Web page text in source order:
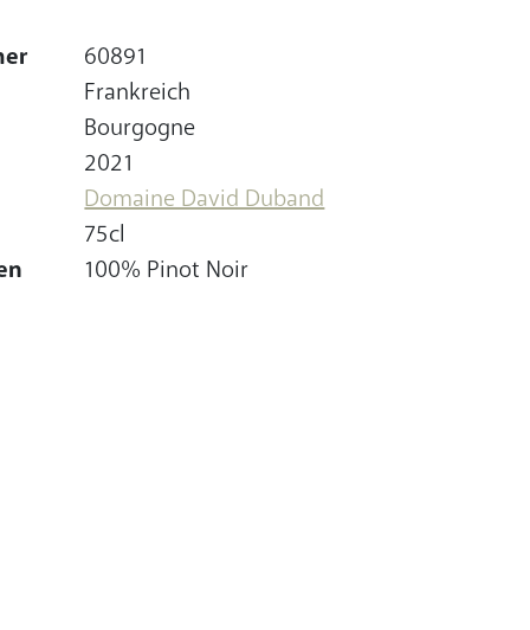
60891
Frankreich
Bourgogne
2021
Domaine David Duband
75cl
100% Pinot Noir